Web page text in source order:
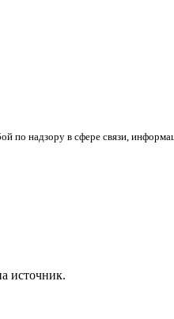
по надзору в сфере связи,
источник.